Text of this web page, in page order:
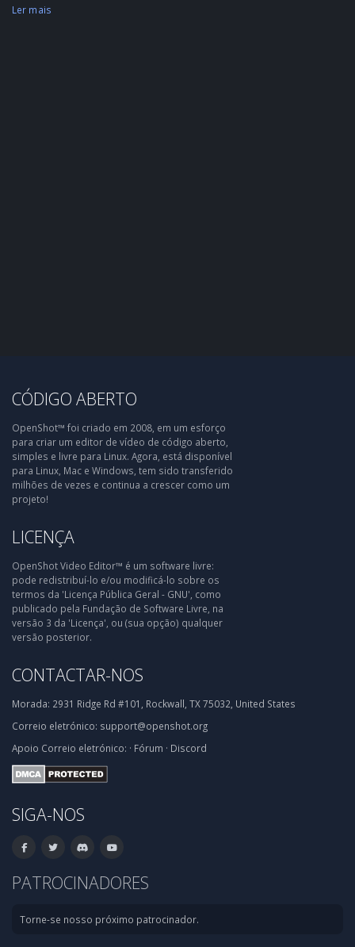
Ler mais
CÓDIGO ABERTO
OpenShot™ foi criado em 2008, em um esforço
para criar um editor de vídeo de código aberto,
simples e livre para Linux. Agora, está disponível
para Linux, Mac e Windows, tem sido transferido
milhões de vezes e continua a crescer como um
projeto!
LICENÇA
OpenShot Video Editor™ é um software livre:
pode redistribuí-lo e/ou modificá-lo sobre os
termos da 'Licença Pública Geral - GNU', como
publicado pela Fundação de Software Livre, na
versão 3 da 'Licença', ou (sua opção) qualquer
versão posterior.
CONTACTAR-NOS
Morada: 2931 Ridge Rd #101, Rockwall, TX 75032, United States
Correio eletrónico: support@openshot.org
Apoio Correio eletrónico: · Fórum · Discord
SIGA-NOS
PATROCINADORES
Torne-se nosso próximo patrocinador.